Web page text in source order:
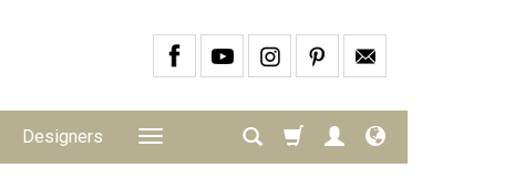
Designers